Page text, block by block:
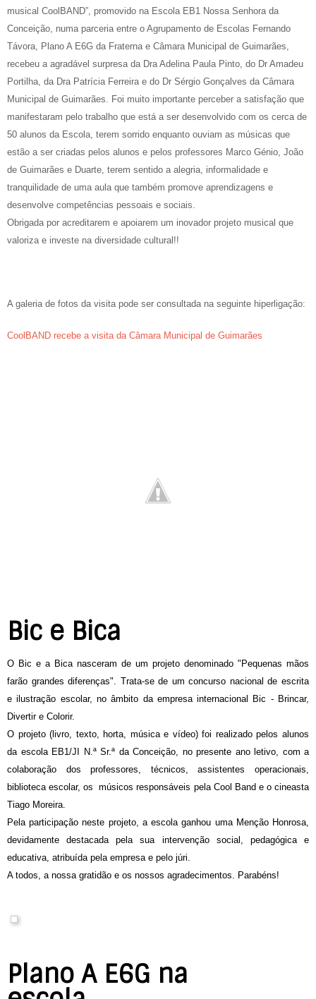
musical CoolBAND”, promovido na Escola EB1 Nossa Senhora da
Conceição, numa parceria entre o Agrupamento de Escolas Fernando
Távora, Plano A E6G da Fraterna e Câmara Municipal de Guimarães,
recebeu a agradável surpresa da Dra Adelina Paula Pinto, do Dr Amadeu
Portilha, da Dra Patrícia Ferreira e do Dr Sérgio Gonçalves da Câmara
Municipal de Guimarães. Foi muito importante perceber a satisfação que
manifestaram pelo trabalho que está a ser desenvolvido com os cerca de
50 alunos da Escola, terem sorrido enquanto ouviam as músicas que
estão a ser criadas pelos alunos e pelos professores Marco Génio, João
de Guimarães e Duarte, terem sentido a alegria, informalidade e
tranquilidade de uma aula que também promove aprendizagens e
desenvolve competências pessoais e sociais.
Obrigada por acreditarem e apoiarem um inovador projeto musical que
valoriza e investe na diversidade cultural!!
A galeria de fotos da visita pode ser consultada na seguinte hiperligação:
CoolBAND recebe a visita da Câmara Municipal de Guimarães
Bic e Bica
O Bic e a Bica nasceram de um projeto denominado "Pequenas mãos
farão grandes diferenças". Trata-se de um concurso nacional de escrita
e ilustração escolar, no âmbito da empresa internacional Bic - Brincar,
Divertir e Colorir.
O projeto (livro, texto, horta, música e vídeo) foi realizado pelos alunos
da escola EB1/JI N.ª Sr.ª da Conceição, no presente ano letivo, com a
colaboração dos professores, técnicos, assistentes operacionais,
biblioteca escolar, os músicos responsáveis pela Cool Band e o cineasta
Tiago Moreira.
Pela participação neste projeto, a escola ganhou uma Menção Honrosa
devidamente destacada pela sua intervenção social, pedagógica e
educativa, atribuída pela empresa e pelo júri.
A todos, a nossa gratidão e os nossos agradecimentos. Parabéns!
Plano A E6G na